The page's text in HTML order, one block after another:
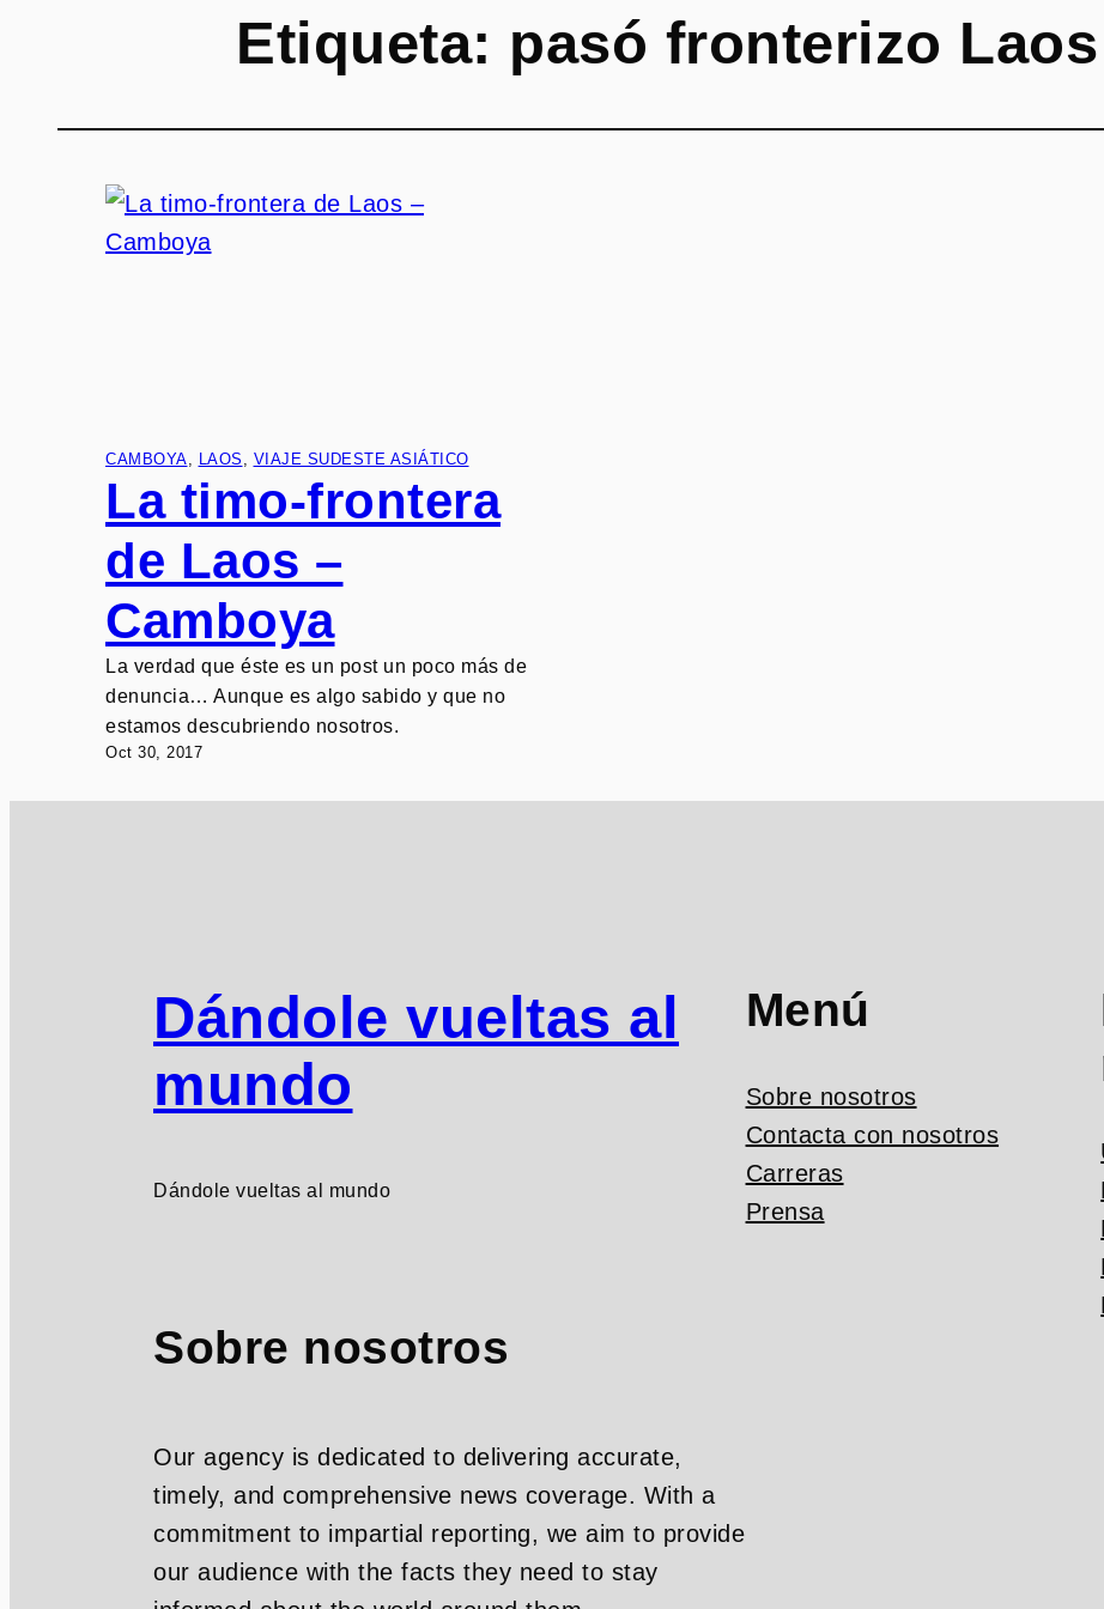
Etiqueta: pasó fronterizo
CAMBOYA LAOS VIAJE SUDESTE ASIÁTICO
La timo-frontera
de Laos –
Camboya
La verdad que éste es un post un poco más de
denuncia… Aunque es algo sabido y que no
estamos descubriendo nosotros.
Oct 30, 2017
Dándole vueltas al
mundo
Dándole vueltas al mundo
Sobre nosotros
Our agency is dedicated to delivering accurate,
timely, and comprehensive news coverage. With a
commitment to impartial reporting, we aim to provide
our audience with the facts they need to stay
Menú
Sobre nosotros
Contacta con nosotros
Carreras
Prensa